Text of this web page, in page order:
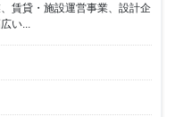
賃貸・施設運営事業、設計企
い...